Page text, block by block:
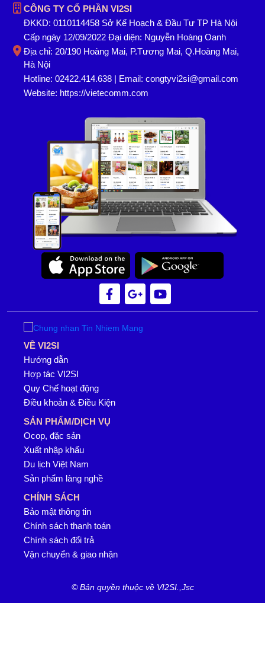
CÔNG TY CỔ PHẦN VI2SI
ĐKKD: 0110114458 Sở Kế Hoạch & Đầu Tư TP Hà Nội
Cấp ngày 12/09/2022 Đại diện: Nguyễn Hoàng Oanh
Địa chỉ: 20/190 Hoàng Mai, P.Tương Mai, Q.Hoàng Mai,
Hà Nội
Hotline: 02422.414.638 | Email: congtyvi2si@gmail.com
Website: https://vietecomm.com
VỀ VI2SI
Hướng dẫn
Hợp tác VI2SI
Quy Chế hoạt động
Điều khoản & Điều Kiện
SẢN PHẨM/DỊCH VỤ
Ocop, đặc sản
Xuất nhập khẩu
Du lịch Việt Nam
Sản phẩm làng nghề
CHÍNH SÁCH
Bảo mật thông tin
Chính sách thanh toán
Chính sách đổi trả
Vận chuyển & giao nhận
© Bản quyền thuộc về VI2SI.,Jsc